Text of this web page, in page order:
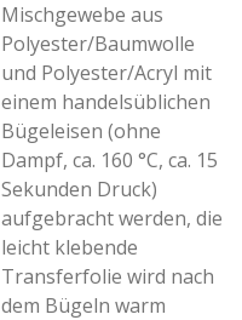
Mischgewebe aus
Polyester/Baumwolle
und Polyester/Acryl mit
einem handelsüblichen
Bügeleisen (ohne
Dampf, ca. 160 °C, ca. 15
Sekunden Druck)
aufgebracht werden, die
leicht klebende
Transferfolie wird nach
dem Bügeln warm